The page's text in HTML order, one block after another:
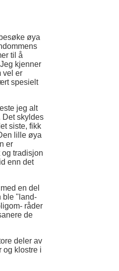
øya
til å
kjenner
vel er
spesielt
jeg alt
Det skyldes
siste, fikk
lille øya
er
tradisjon
enn det
en del
ble "land-
råder
de
deler av
og klostre i